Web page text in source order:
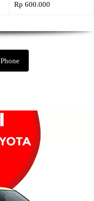
Rp 600.000
Phone